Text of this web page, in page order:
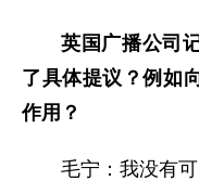
英国广播公司
了具体提议？例如
作用？
毛宁：我没有